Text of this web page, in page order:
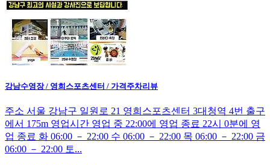
강남수영장 / 영희스포츠센터 / 가격주차리뷰
주소 서울 강남구 일원로 21 영희스포츠센터 3대청역 4번 출구
에서 175m 영업시간 영업 중 22:00에 영업 종료 22시 0분에 영
업 종료 화 06:00 － 22:00 수 06:00 － 22:00 목 06:00 － 22:00 금
06:00 － 22:00 토...